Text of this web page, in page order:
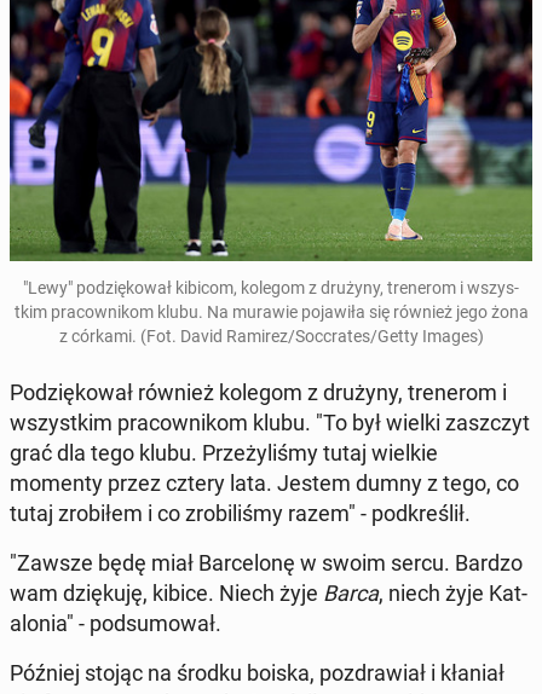
"Lewy" podz­iękował kibicom, kolegom z drużyny, tren­erom i wszys­
tkim pra­cown­ikom klubu. Na murawie po­jaw­iła się również jego żona
z córkami. (Fot. David Ramirez/Soc­crates/Getty Images)
Podz­iękował również kolegom z drużyny, tren­erom i
wszys­tkim pra­cown­ikom klubu. "To był wielki za­szczyt
grać dla tego klubu. Przeżyliśmy tutaj wielkie
momenty przez cztery lata. Jestem dumny z tego, co
tutaj zro­biłem i co zro­bil­iśmy razem" - pod­kreślił.
"Zawsze będę miał Barcelonę w swoim sercu. Bardzo
wam dz­ięku­ję, kibice. Niech żyje Barca, niech żyje Kat­
alo­nia" - pod­sumował.
Później stojąc na środku boiska, poz­draw­iał i kłaniał